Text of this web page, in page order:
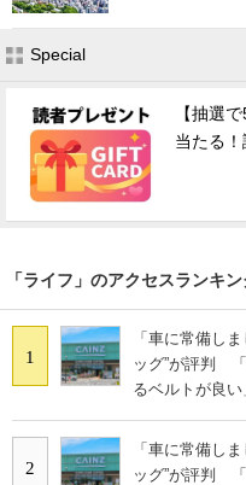
Special
【抽選
当たる
「ライフ」のアクセスランキ
1
「車に常備し
ッグ”が評判
るベルトが良い
2
「車に常備し
ッグ”が評判